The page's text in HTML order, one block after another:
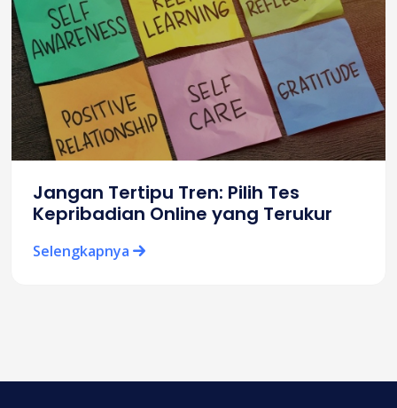
Jangan Tertipu Tren: Pilih Tes
Kepribadian Online yang Terukur
Selengkapnya